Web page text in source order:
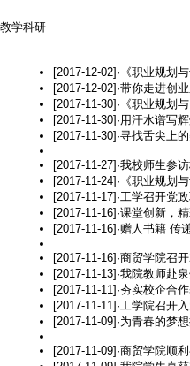
教学科研
[2017-12-02] · 《职业规划
[2017-12-02] ·带你走进创
[2017-11-30] · 《职业规划
[2017-11-30] ·用汗水谱写
[2017-11-30] ·寻找舌尖上
[2017-11-27] ·我校师生参
[2017-11-24] · 《职业规划
[2017-11-17] ·工学召开党
[2017-11-16] ·课堂创新，
[2017-11-16] ·赠人书籍 传
[2017-11-16] ·商贸学院召
[2017-11-13] ·我院教师赴
[2017-11-11] ·夯实校企合
[2017-11-11] ·工学院召开
[2017-11-09] ·为青春的梦
[2017-11-09] ·商贸学院顺